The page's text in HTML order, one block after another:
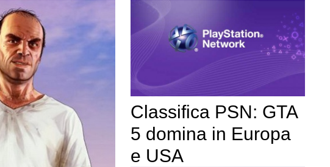
Classifica PSN: GTA
5 domina in Europa
e USA